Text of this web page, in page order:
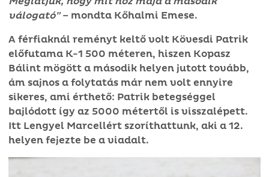
válogató”– mondta Kőhalmi Emese.
A férfiaknál reményt keltő volt Kövesdi Patrik
előfutama K-1 500 méteren, hiszen Kopasz
Bálint mögött a második helyen jutott tovább,
ám sajnos a folytatás már nem volt ennyire
sikeres, ami érthető: Patrik betegséggel
bajlódott így az 5000 métertől is visszalépett.
Itt Lengyel Marcellért szoríthattunk, aki a 12.
helyen fejezte be a viadalt.